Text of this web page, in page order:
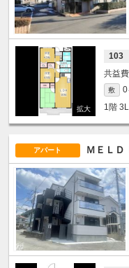
103
敷 0
1階
アパート ＭＥＬＤ